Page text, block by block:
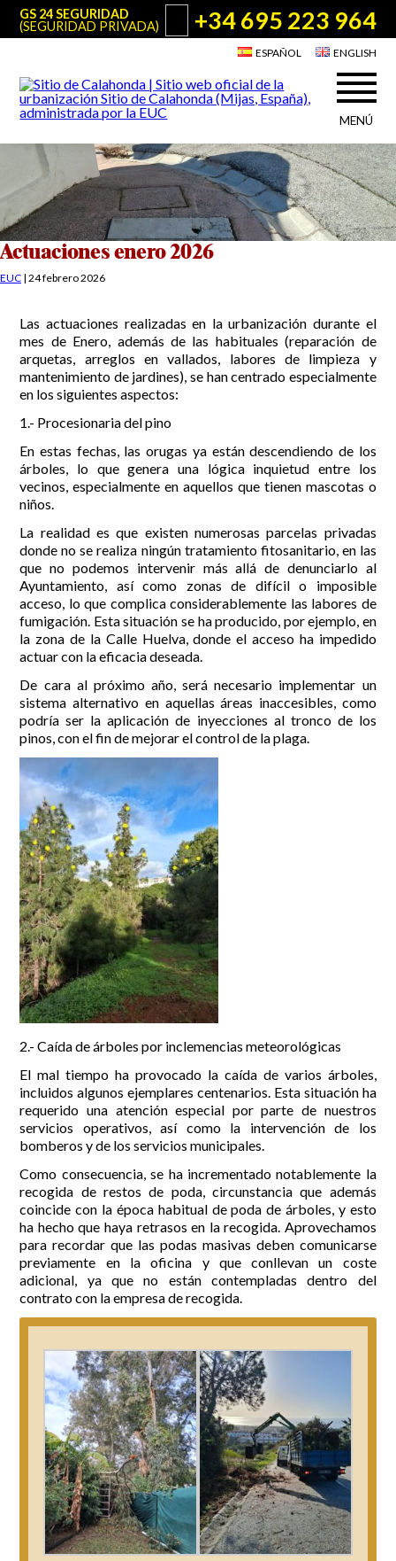
GS 24 SEGURIDAD
(SEGURIDAD PRIVADA)
+34 695 223 964
ESPAÑOL ENGLISH
MENÚ
Acerca de Sitio de Calahonda
Quiénes somos
Junta Directiva
Servicios de la EUC
Actas e Informes Anuales
Contactar
Actuaciones
Utilidades para Residentes y Visitantes
Transporte
El reciclado de nuestros residuos
Información sobre podas
Noticias
Teléfonos de interés
Incidencias
Incidencias
App Gecor
Contactar
OCIO Y CURIOSIDADES DE SITIO DE CALAHONDA
Instalaciones y ocio
Club de Golf La Siesta
Centros Comerciales
La Iglesia de San Miguel
La Ermita de Calahonda
Parque España
Parque Europa
Parque Calahonda
Senda litoral Mijas
Ruta a pie
Ruta de árboles singulares
Parque Canino
Galería Fotográfica
Calahonda de noche
Centros comerciales
Iglesia de San Miguel
La Ermita de Calahonda
Parques de Sitio de Calahonda
Vivero de Calahonda
Revistas
Buscar:
©2026 E.U.C.Sitio de Calahonda, Calle Monte Paraíso, 6, 29649 Mijas Costa.
NIF: G29178803.
Todos los derechos reservados. Diseño y desarrollo:Jesse Naylor
Actuaciones enero 2026
EUC | 24 febrero 2026
Las actuaciones realizadas en la urbanización durante el
mes de Enero, además de las habituales (reparación de
arquetas, arreglos en vallados, labores de limpieza y
mantenimiento de jardines), se han centrado especialmente
en los siguientes aspectos:
1.- Procesionaria del pino
En estas fechas, las orugas ya están descendiendo de los
árboles, lo que genera una lógica inquietud entre los
vecinos, especialmente en aquellos que tienen mascotas o
niños.
La realidad es que existen numerosas parcelas privadas
donde no se realiza ningún tratamiento fitosanitario, en las
que no podemos intervenir más allá de denunciarlo al
Ayuntamiento, así como zonas de difícil o imposible
acceso, lo que complica considerablemente las labores de
fumigación. Esta situación se ha producido, por ejemplo, en
la zona de la Calle Huelva, donde el acceso ha impedido
actuar con la eficacia deseada.
De cara al próximo año, será necesario implementar un
sistema alternativo en aquellas áreas inaccesibles, como
podría ser la aplicación de inyecciones al tronco de los
pinos, con el fin de mejorar el control de la plaga.
2.- Caída de árboles por inclemencias meteorológicas
El mal tiempo ha provocado la caída de varios árboles,
incluidos algunos ejemplares centenarios. Esta situación ha
requerido una atención especial por parte de nuestros
servicios operativos, así como la intervención de los
bomberos y de los servicios municipales.
Como consecuencia, se ha incrementado notablemente la
recogida de restos de poda, circunstancia que además
coincide con la época habitual de poda de árboles, y esto
ha hecho que haya retrasos en la recogida. Aprovechamos
para recordar que las podas masivas deben comunicarse
previamente en la oficina y que conllevan un coste
adicional, ya que no están contempladas dentro del
contrato con la empresa de recogida.